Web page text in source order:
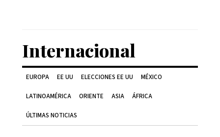
Internacional
EUROPA EE UU ELECCIONES EE UU MÉXICO
LATINOAMÉRICA ORIENTE ASIA ÁFRICA
ÚLTIMAS NOTICIAS